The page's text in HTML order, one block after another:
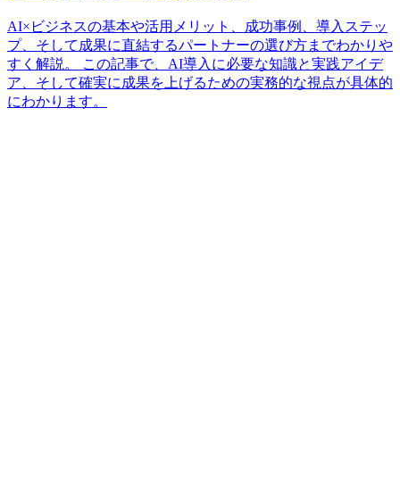
AI×ビジネスの基本や活用メリット、成功事例、導入ステッ
プ、そして成果に直結するパートナーの選び方までわかりや
すく解説。 この記事で、AI導入に必要な知識と実践アイデ
ア、そして確実に成果を上げるための実務的な視点が具体的
にわかります。